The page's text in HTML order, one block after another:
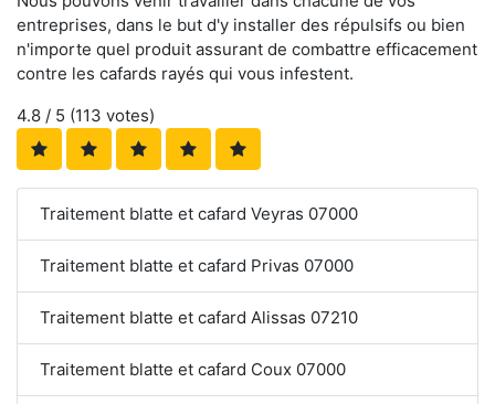
entreprises, dans le but d'y installer des répulsifs ou bien
n'importe quel produit assurant de combattre efficacement
contre les cafards rayés qui vous infestent.
4.8 / 5 (113 votes)
Traitement blatte et cafard Veyras 07000
Traitement blatte et cafard Privas 07000
Traitement blatte et cafard Alissas 07210
Traitement blatte et cafard Coux 07000